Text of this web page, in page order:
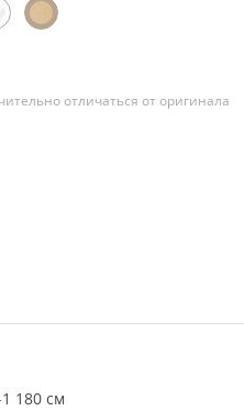
отличаться от оригинала
180 см